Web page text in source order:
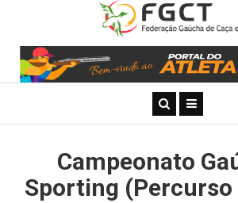
Campeonato
Sporting (Percurso